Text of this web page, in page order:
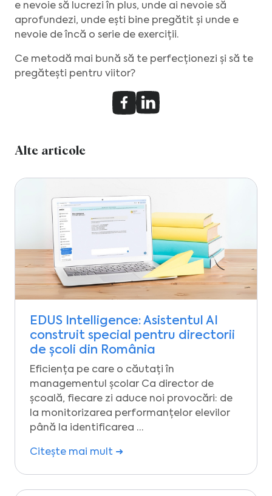
e nevoie să lucrezi în plus, unde ai nevoie să
aprofundezi, unde ești bine pregătit și unde e
nevoie de încă o serie de exerciții.
Ce metodă mai bună să te perfecționezi și să te
pregătești pentru viitor?
Alte articole
EDUS Intelligence: Asistentul AI
construit special pentru directorii
de școli din România
Eficiența pe care o căutați în
managementul școlar Ca director de
școală, fiecare zi aduce noi provocări: de
la monitorizarea performanțelor elevilor
până la identificarea …
Citește mai mult ➜